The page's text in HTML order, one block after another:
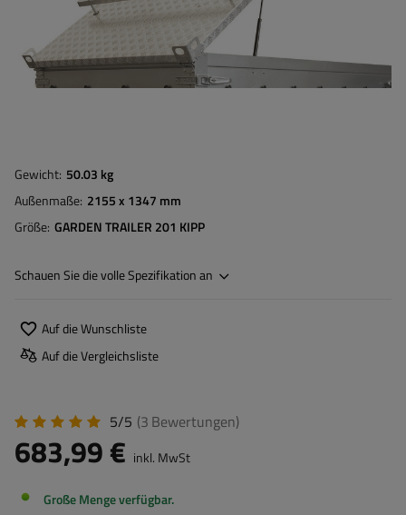
Gewicht 50.03 kg
Außenmaße 2155 x 1347 mm
Größe GARDEN TRAILER 201 KIPP
Schauen Sie die volle Spezifikation an
Auf die Wunschliste
Auf die Vergleichsliste
5/5 (3 Bewertungen)
683,99 € inkl. MwSt
Große Menge verfügbar